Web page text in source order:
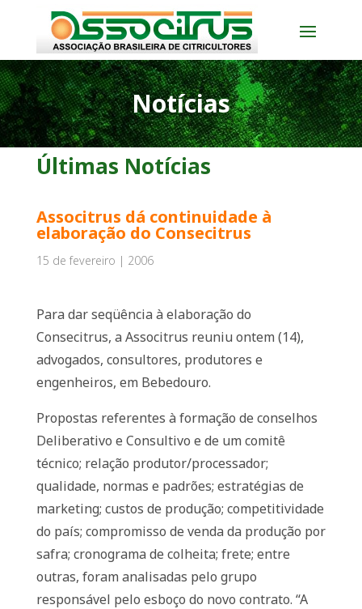
Notícias
Últimas Notícias
Associtrus dá continuidade à
elaboração do Consecitrus
15 de fevereiro | 2006
Para dar seqüência à elaboração do
Consecitrus, a Associtrus reuniu ontem (14),
advogados, consultores, produtores e
engenheiros, em Bebedouro.
Propostas referentes à formação de conselhos
Deliberativo e Consultivo e de um comitê
técnico; relação produtor/processador;
qualidade, normas e padrões; estratégias de
marketing; custos de produção; competitividade
do país; compromisso de venda da produção por
safra; cronograma de colheita; frete; entre
outras, foram analisadas pelo grupo
responsável pelo esboço do novo contrato. “A